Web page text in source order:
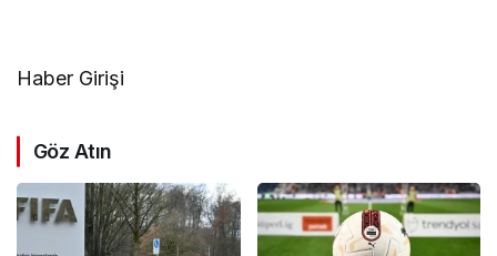
Haber Girişi
Göz Atın